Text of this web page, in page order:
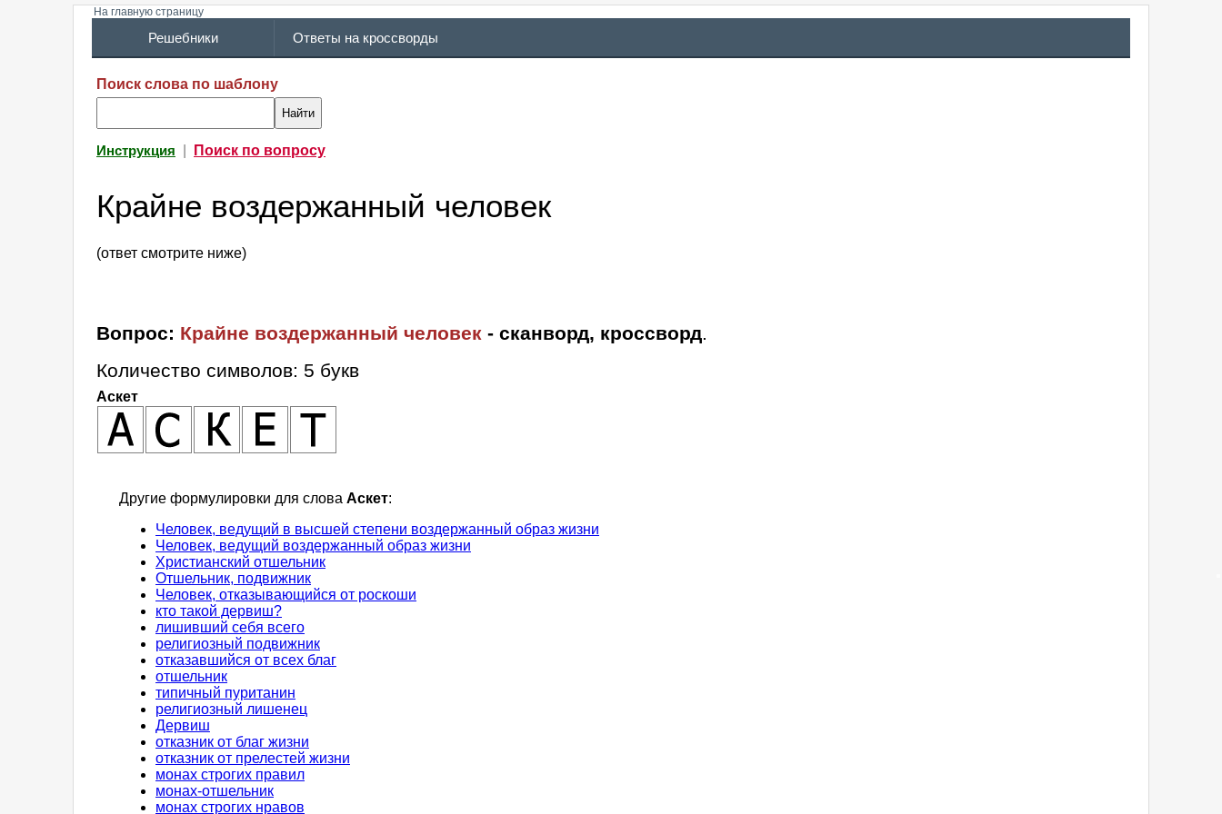
На главную страницу
Решебники Ответы на кроссворды
Поиск слова по шаблону
Инструкция Поиск по вопросу
Крайне воздержанный человек
(ответ смотрите ниже)
Вопрос: Крайне воздержанный человек - сканворд, кроссворд.
Количество символов: 5 букв
Аскет
Другие формулировки для слова Аскет:
Человек, ведущий в высшей степени воздержанный образ жизни
Человек, ведущий воздержанный образ жизни
Христианский отшельник
Отшельник, подвижник
Человек, отказывающийся от роскоши
кто такой дервиш?
лишивший себя всего
религиозный подвижник
отказавшийся от всех благ
отшельник
типичный пуританин
религиозный лишенец
Дервиш
отказник от благ жизни
отказник от прелестей жизни
монах строгих правил
монах-отшельник
монах строгих нравов